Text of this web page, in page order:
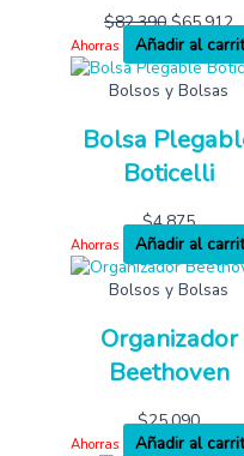
$82,390 $65,912
Ahorras
Añadir al
Bolsos y Bolsas
Bolsa
Boticelli
$4,875
Ahorras
Añadir al
Bolsos y Bolsas
Organizador
Beethoven
$25,090
Ahorras
Añadir al